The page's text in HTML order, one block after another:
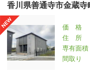
香川県善通寺市金蔵寺
価 格
住 所
専有面積
間取り